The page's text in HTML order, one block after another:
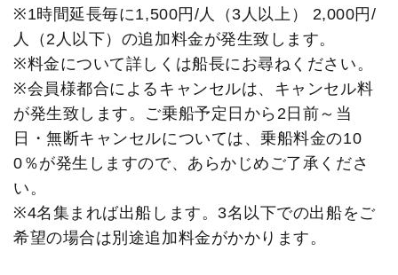
※1時間延長毎に1,500円/人（3人以上） 2,000円/
人（2人以下）の追加料金が発生致します。
※料金について詳しくは船長にお尋ねください。
※会員様都合によるキャンセルは、キャンセル料
が発生致します。ご乗船予定日から2日前～当
日・無断キャンセルについては、乗船料金の10
0％が発生しますので、あらかじめご了承くださ
い。
※4名集まれば出船します。3名以下での出船をご
希望の場合は別途追加料金がかかります。